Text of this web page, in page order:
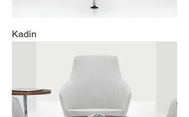
Kadin